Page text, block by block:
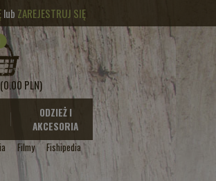
lub ZAREJESTRUJ SIĘ
(0.00 PLN)
ODZIEŻ I
AKCESORIA
Filmy
Fishipedia